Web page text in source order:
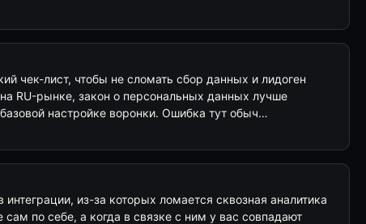
чек-лист, чтобы не сломать сбор данных и лидоген
RU-рынке, закон о персональных данных лучше
настройке воронки. Ошибка тут обыч…
из-за которых ломается сквозная аналитика
сам по себе, а когда в связке с ним у вас совпадают